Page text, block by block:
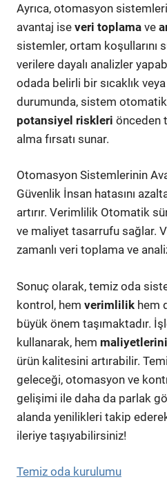
Ayrıca, otomasyon
avantaj ise veri toplama ve
sistemler, ortam koşullarını
verilere dayalı analizler
odada belirli bir sıcaklık
durumunda, sistem otomatik
potansiyel riskleri önceden
alma fırsatı sunar.
Otomasyon Sistemlerinin
Güvenlik İnsan hatasını
artırır. Verimlilik Otomatik
ve maliyet tasarrufu sağlar.
zamanlı veri toplama ve
Sonuç olarak, temiz oda
kontrol, hem verimlilik hem
büyük önem taşımaktadır.
kullanarak, hem
ürün kalitesini artırabilir.
geleceği, otomasyon ve
gelişimi ile daha da parlak
alanda yenilikleri takip
ileriye taşıyabilirsiniz!
Temiz oda kurulumu